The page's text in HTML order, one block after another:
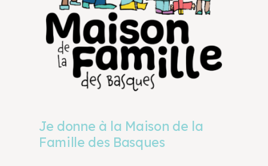
Je donne à la Maison de la
Famille des Basques